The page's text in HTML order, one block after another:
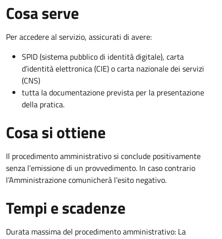
Cosa serve
Per accedere al servizio, assicurati di avere:
SPID (sistema pubblico di identità digitale), carta
d’identità elettronica (CIE) o carta nazionale dei servizi
(CNS)
tutta la documentazione prevista per la presentazione
della pratica.
Cosa si ottiene
Il procedimento amministrativo si conclude positivamente
senza l’emissione di un provvedimento. In caso contrario
l’Amministrazione comunicherà l’esito negativo.
Tempi e scadenze
Durata massima del procedimento amministrativo: La